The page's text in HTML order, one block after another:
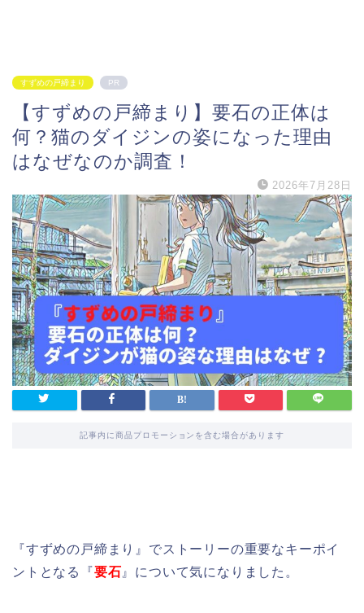
すずめの戸締まり PR
【すずめの戸締まり】要石の正体は
何？猫のダイジンの姿になった理由
はなぜなのか調査！
2026年7月28日
記事内に商品プロモーションを含む場合があります
『すずめの戸締まり』でストーリーの重要なキーポイ
ントとなる『要石 』について気になりました。